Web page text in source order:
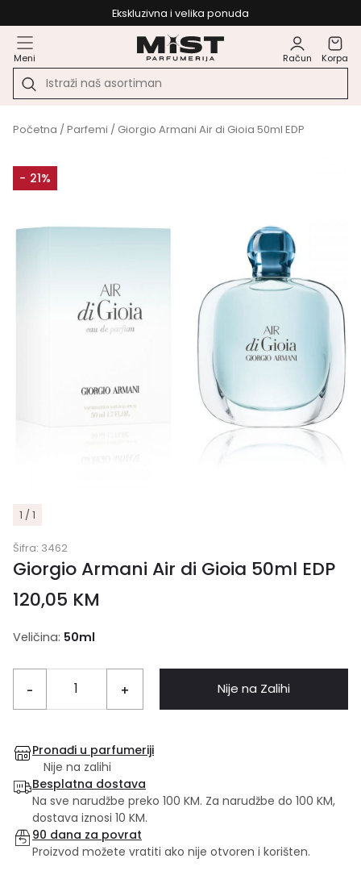
Ekskluzivna i velika ponuda
Meni Račun Korpa
Početna /Parfemi / Giorgio Armani Air di Gioia 50ml EDP
- 21%
1 / 1
Šifra: 3462
Giorgio Armani Air di Gioia 50ml EDP
120,05 KM
Veličina: 50ml
- + Nije na Zalihi
Pronađi u parfumeriji
Nije na zalihi
Besplatna dostava
Na sve narudžbe preko 100 KM. Za narudžbe do 100 KM,
dostava iznosi 10 KM.
90 dana za povrat
Proizvod možete vratiti ako nije otvoren i korišten.